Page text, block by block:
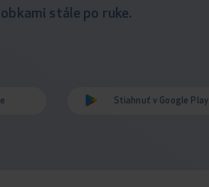
stále po ruke.
Stiahnuť v Google Play